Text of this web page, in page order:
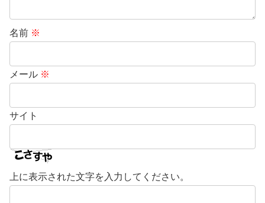
名前 ※
メール ※
サイト
上に表示された文字を入力してください。